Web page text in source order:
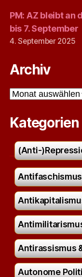
PM: AZ bleibt an
bis 7. September
4. September 2025
Archiv
Archiv
Kategorien
(Anti-
Antifaschismus
Antirassismus
Autonome